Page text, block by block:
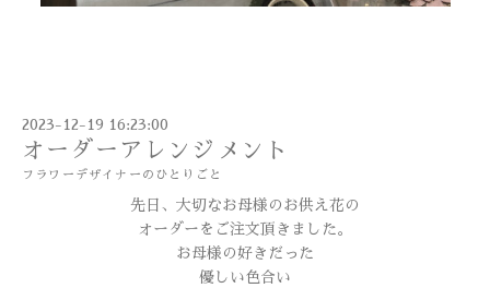
2023-12-19 16:23:00
オーダーアレンジメント
フラワーデザイナーのひとりごと
先日、大切なお母様のお供え花の
オーダーをご注文頂きました。
お母様の好きだった
優しい色合い